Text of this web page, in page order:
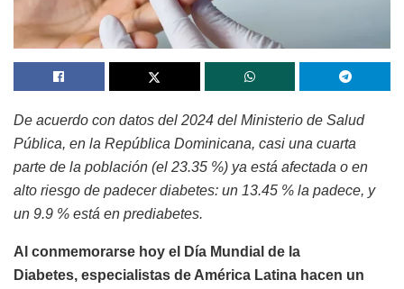
De acuerdo con datos del 2024 del Ministerio de Salud
Pública, en la República Dominicana, casi una cuarta
parte de la población (el 23.35 %) ya está afectada o en
alto riesgo de padecer diabetes: un 13.45 % la padece, y
un 9.9 % está en prediabetes.
Al conmemorarse hoy el Día Mundial de la
Diabetes, especialistas de América Latina hacen un